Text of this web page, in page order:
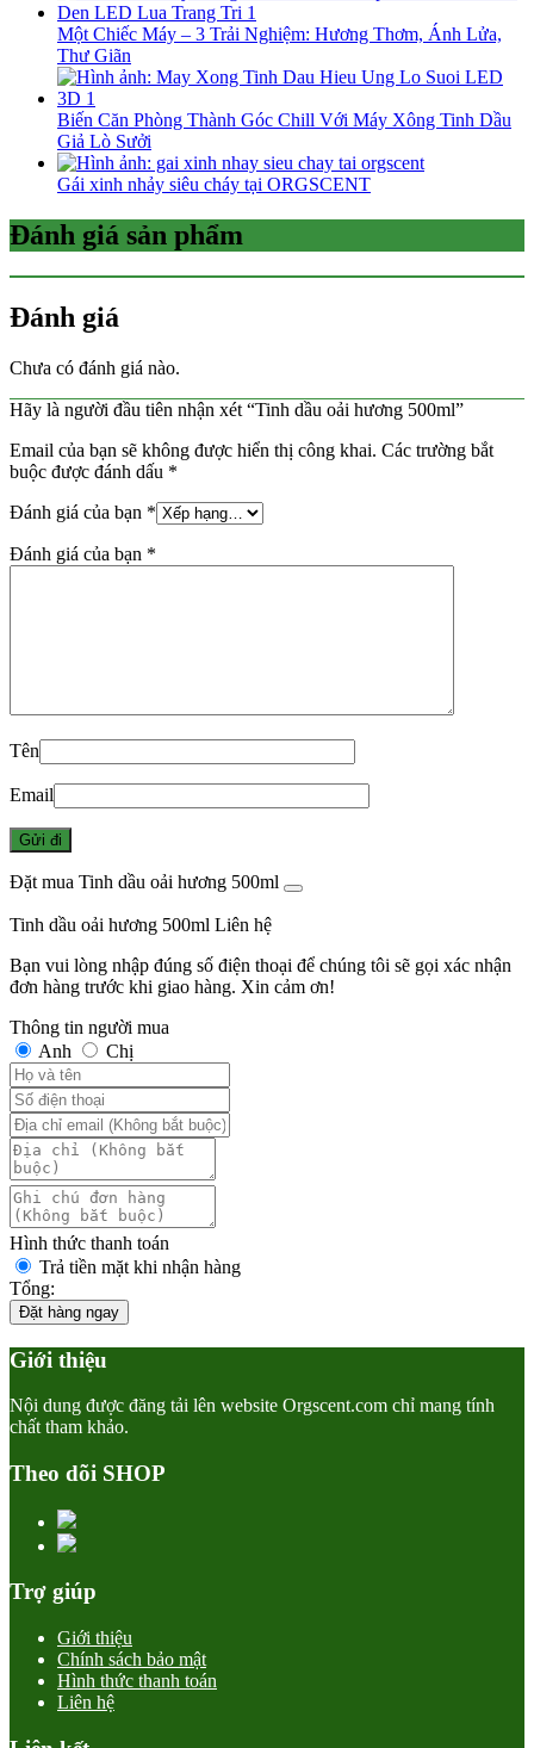
Một Chiếc Máy – 3 Trải Nghiệm: Hương Thơm, Ánh Lửa,
Thư Giãn
Biến Căn Phòng Thành Góc Chill Với Máy Xông Tinh Dầu
Giả Lò Sưởi
Gái xinh nhảy siêu cháy tại ORGSCENT
Đánh giá sản phẩm
Đánh giá
Chưa có đánh giá nào.
Hãy là người đầu tiên nhận xét “Tinh dầu oải hương 500ml”
Email của bạn sẽ không được hiển thị công khai. Các trường bắt
buộc được đánh dấu *
Đánh giá của bạn *
Đánh giá của bạn *
Tên
Email
Đặt mua Tinh dầu oải hương 500ml
Tinh dầu oải hương 500ml Liên hệ
Bạn vui lòng nhập đúng số điện thoại để chúng tôi sẽ gọi xác nhận
đơn hàng trước khi giao hàng. Xin cảm ơn!
Thông tin người mua
Anh
Chị
Hình thức thanh toán
Trả tiền mặt khi nhận hàng
Tổng:
Đặt hàng ngay
Giới thiệu
Nội dung được đăng tải lên website Orgscent.com chỉ mang tính
chất tham khảo.
Theo dõi SHOP
Trợ giúp
Giới thiệu
Chính sách bảo mật
Hình thức thanh toán
Liên hệ